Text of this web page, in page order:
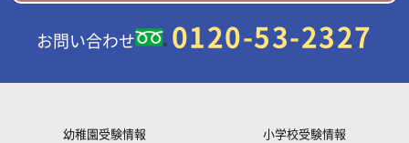
お問い合わせ 0120-53-2327
幼稚園受験情報
小学校受験情報